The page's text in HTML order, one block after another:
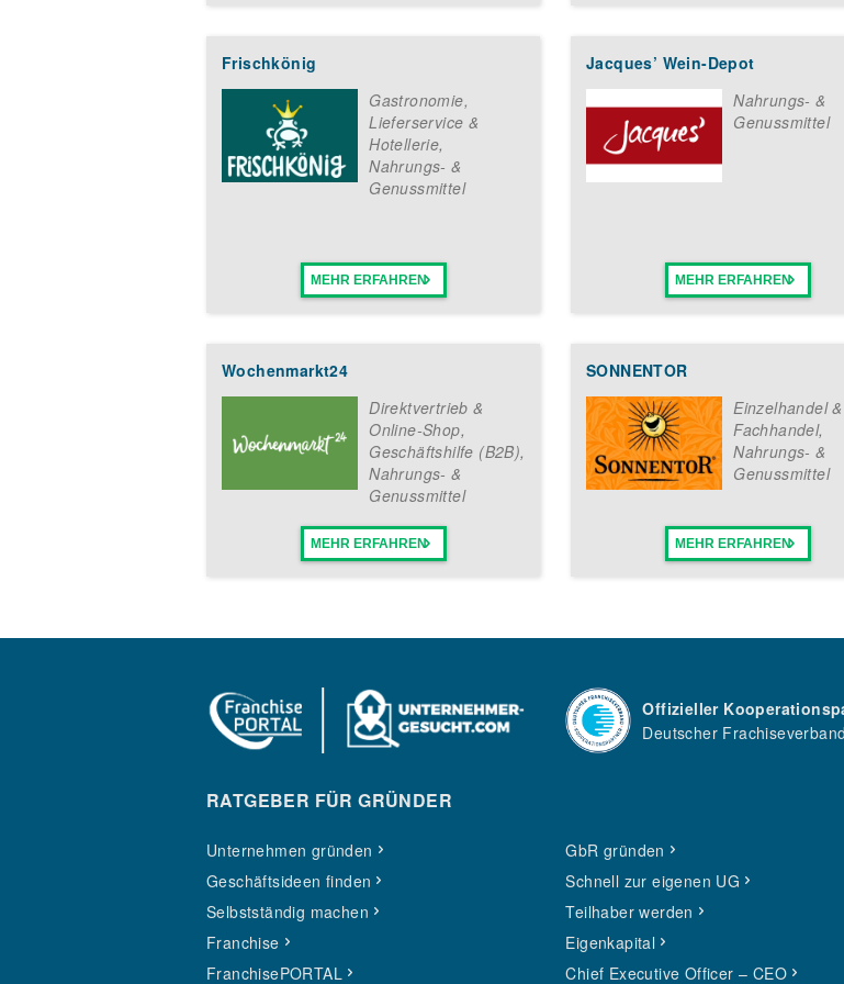
Konfliktfähigkeit gehören zu den idealen Voraussetzungen für eine erfolgreiche
Egal, ob Quereinsteiger*in oder Gastronomieprofi, das Franchise sucht
Lust auf einen eigenen Eis-Shop haben. Liebst du Eis und kannst dir vorstellen
allerhöchster Qualität in deiner Region anzubieten?
Dann fülle einfach das unverbindliche Kontaktformular auf dieser Seite aus und
Frischkönig
Gastronomie,
Lieferservice &
Hotellerie,
Nahrungs- &
Genussmittel
MEHR ERFAHREN
Jacques’ Wein-Depot
Nahrungs- &
Genussmittel
MEHR ERFAHREN
Wochenmarkt24
Direktvertrieb &
Online-Shop,
Geschäftshilfe (B2B),
Nahrungs- &
Genussmittel
MEHR ERFAHREN
SONNENTOR
Einzelhandel &
Fachhandel,
Nahrungs- &
Genussmittel
MEHR ERFAHREN
Offizieller
Deutscher Frachiseverband
RATGEBER FÜR GRÜNDER
Unternehmen gründen
Geschäftsideen finden
Selbstständig machen
Franchise
FranchisePORTAL
GbR gründen
Schnell zur eigenen UG
Teilhaber werden
Eigenkapital
Chief Executive Officer – CEO